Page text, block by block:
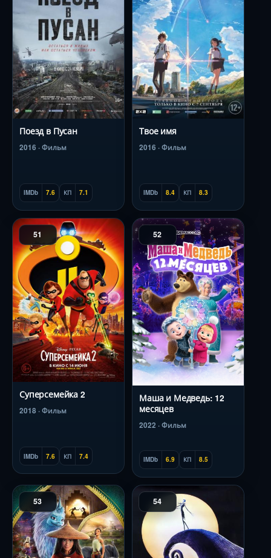
Поезд в Пусан
2016 · Фильм
IMDb 7.6 КП 7.1
Твое имя
2016 · Фильм
IMDb 8.4 КП 8.3
51
Суперсемейка 2
2018 · Фильм
IMDb 7.6 КП 7.4
52
Маша и Медведь: 12
месяцев
2022 · Фильм
IMDb 6.9 КП 8.5
53 54